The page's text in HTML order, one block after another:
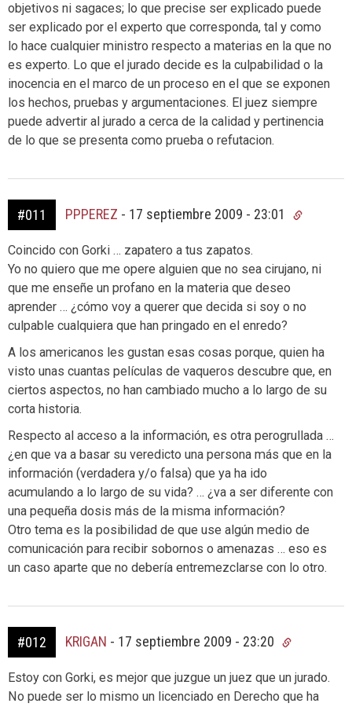
objetivos ni sagaces; lo que precise ser explicado puede
ser explicado por el experto que corresponda, tal y como
lo hace cualquier ministro respecto a materias en la que no
es experto. Lo que el jurado decide es la culpabilidad o la
inocencia en el marco de un proceso en el que se exponen
los hechos, pruebas y argumentaciones. El juez siempre
puede advertir al jurado a cerca de la calidad y pertinencia
de lo que se presenta como prueba o refutacion.
#011 PPPEREZ - 17 septiembre 2009 - 23:01
Coincido con Gorki … zapatero a tus zapatos.
Yo no quiero que me opere alguien que no sea cirujano, ni
que me enseñe un profano en la materia que deseo
aprender … ¿cómo voy a querer que decida si soy o no
culpable cualquiera que han pringado en el enredo?
A los americanos les gustan esas cosas porque, quien ha
visto unas cuantas películas de vaqueros descubre que, en
ciertos aspectos, no han cambiado mucho a lo largo de su
corta historia.
Respecto al acceso a la información, es otra perogrullada …
¿en que va a basar su veredicto una persona más que en la
información (verdadera y/o falsa) que ya ha ido
acumulando a lo largo de su vida? … ¿va a ser diferente con
una pequeña dosis más de la misma información?
Otro tema es la posibilidad de que use algún medio de
comunicación para recibir sobornos o amenazas … eso es
un caso aparte que no debería entremezclarse con lo otro.
#012 KRIGAN - 17 septiembre 2009 - 23:20
Estoy con Gorki, es mejor que juzgue un juez que un jurado.
No puede ser lo mismo un licenciado en Derecho que ha